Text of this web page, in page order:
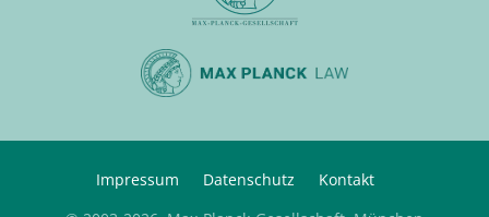
Impressum Datenschutz
Kontakt